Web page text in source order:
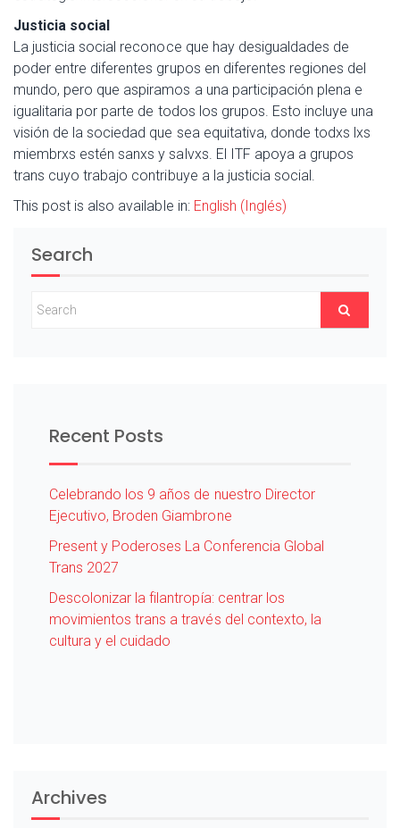
Justicia social
La justicia social reconoce que hay desigualdades de
poder entre diferentes grupos en diferentes regiones del
mundo, pero que aspiramos a una participación plena e
igualitaria por parte de todos los grupos. Esto incluye una
visión de la sociedad que sea equitativa, donde todxs lxs
miembrxs estén sanxs y salvxs. El ITF apoya a grupos
trans cuyo trabajo contribuye a la justicia social.
This post is also available in: English (Inglés)
Search
Recent Posts
Celebrando los 9 años de nuestro Director
Ejecutivo, Broden Giambrone
Present y Poderoses La Conferencia Global
Trans 2027
Descolonizar la filantropía: centrar los
movimientos trans a través del contexto, la
cultura y el cuidado
Archives